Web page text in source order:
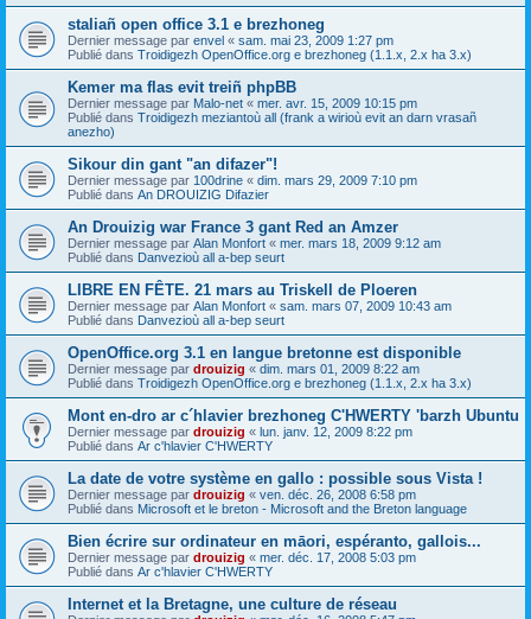
staliañ open office 3.1 e brezhoneg
Dernier message par envel « sam. mai 23, 2009 1:27 pm
Publié dans Troidigezh OpenOffice.org e brezhoneg (1.1.x, 2.x ha 3.x)
Kemer ma flas evit treiñ phpBB
Dernier message par Malo-net « mer. avr. 15, 2009 10:15 pm
Publié dans Troidigezh meziantoù all (frank a wirioù evit an darn vrasañ
anezho)
Sikour din gant "an difazer"!
Dernier message par 100drine « dim. mars 29, 2009 7:10 pm
Publié dans An DROUIZIG Difazier
An Drouizig war France 3 gant Red an Amzer
Dernier message par Alan Monfort « mer. mars 18, 2009 9:12 am
Publié dans Danvezioù all a-bep seurt
LIBRE EN FÊTE. 21 mars au Triskell de Ploeren
Dernier message par Alan Monfort « sam. mars 07, 2009 10:43 am
Publié dans Danvezioù all a-bep seurt
OpenOffice.org 3.1 en langue bretonne est disponible
Dernier message par drouizig « dim. mars 01, 2009 8:22 am
Publié dans Troidigezh OpenOffice.org e brezhoneg (1.1.x, 2.x ha 3.x)
Mont en-dro ar c´hlavier brezhoneg C'HWERTY 'barzh Ubuntu
Dernier message par drouizig « lun. janv. 12, 2009 8:22 pm
Publié dans Ar c'hlavier C'HWERTY
La date de votre système en gallo : possible sous Vista !
Dernier message par drouizig « ven. déc. 26, 2008 6:58 pm
Publié dans Microsoft et le breton - Microsoft and the Breton language
Bien écrire sur ordinateur en māori, espéranto, gallois...
Dernier message par drouizig « mer. déc. 17, 2008 5:03 pm
Publié dans Ar c'hlavier C'HWERTY
Internet et la Bretagne, une culture de réseau